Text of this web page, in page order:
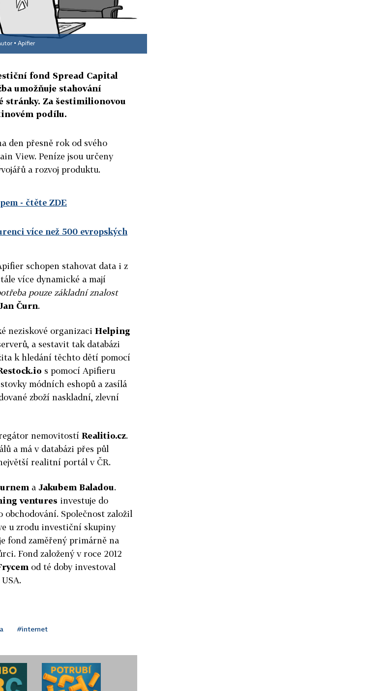
▪ Apifier
fond Spread Capital
umožňuje stahování
stránky. Za šestimilionovou
podílu.
den přesně rok od svého
View. Peníze jsou určeny
a rozvoj produktu.
- čtěte ZDE
více než 500 evropských
schopen stahovat data i z
více dynamické a mají
pouze základní znalost
Čurn.
neziskové organizaci Helping
a sestavit tak databázi
k hledání těchto dětí pomocí
s pomocí Apifieru
módních eshopů a zasílá
zboží naskladní, zlevní
nemovitostí Realitio.cz.
a má v databázi přes půl
realitní portál v ČR.
a Jakubem Baladou.
ventures investuje do
Společnost založil
u zrodu investiční skupiny
fond zaměřený primárně na
Fond založený v roce 2012
od té doby investoval
#internet